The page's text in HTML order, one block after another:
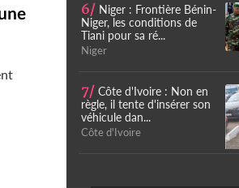
6/ Niger : Frontière Bénin-
Niger, les conditions de
Tiani pour sa ré...
Niger
7/ Côte d'Ivoire : Non en
règle, il tente d'insérer son
véhicule dan...
Côte d'Ivoire